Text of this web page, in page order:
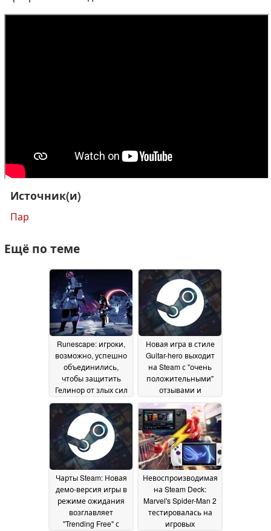
Источник(и)
Пар
Ещё по теме
Runescape: игроки,
возможно, успешно
объединились,
чтобы защитить
Гелинор от злых сил
микротранзакций03
November 2025
Новая игра в стиле
Guitar-hero выходит
на Steam с "очень
положительными"
отзывами и
вступительной
скидкой06 February 2025
Чарты Steam: Новая
демо-версия игры в
режиме ожидания
возглавляет
"Trending Free" с
Невоспроизводимая
на Steam Deck:
Marvel's Spider-Man 2
тестировалась на
игровых